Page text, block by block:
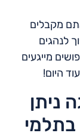
מקבלים
לנהגים
מייגעים
היום!
ניתן
בתלמי